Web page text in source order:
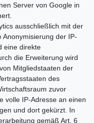
Server von Google in
ausschließlich mit der
der IP-
eine direkte
die Erweiterung wird
Mitgliedstaaten der
des
zuvor
volle IP-Adresse an einen
und dort gekürzt. In
gemäß Art. 6